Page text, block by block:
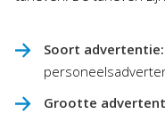
Soort advertentie:
Grootte